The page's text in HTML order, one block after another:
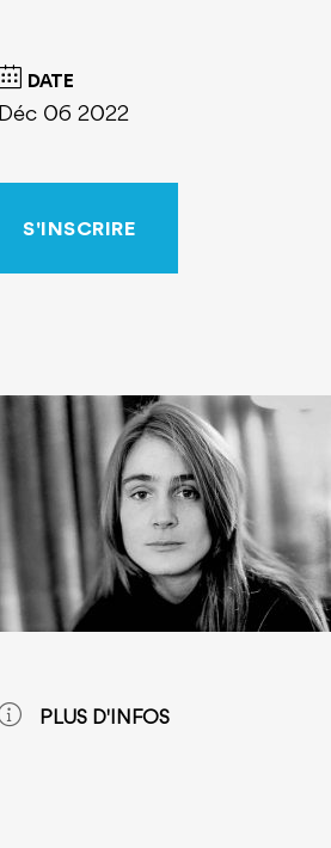
DATE
Déc 06 2022
S'INSCRIRE
PLUS D'INFOS